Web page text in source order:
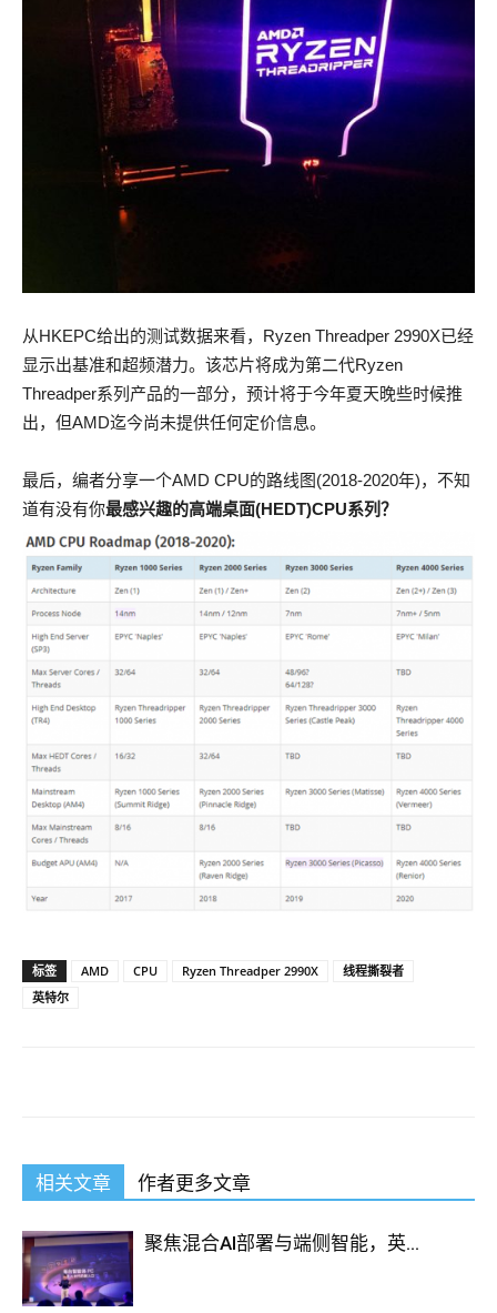
从HKEPC给出的测试数据来看，Ryzen Threadper 2990X已经
显示出基准和超频潜力。该芯片将成为第二代Ryzen
Threadper系列产品的一部分，预计将于今年夏天晚些时候推
出，但AMD迄今尚未提供任何定价信息。
最后，编者分享一个AMD CPU的路线图(2018-2020年)，不知
道有没有你最感兴趣的高端桌面(HEDT)CPU系列？
标签 AMD CPU Ryzen Threadper 2990X
线程撕裂者
英特尔
相关文章 作者更多文章
聚焦混合AI部署与端侧智能，英...